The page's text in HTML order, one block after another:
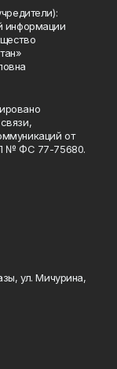
информации
от
№ ФС 77-75680.
ул. Мичурина,